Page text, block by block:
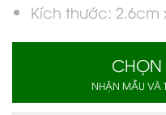
Kích thước: 2.6cm
CHỌN
NHẬN MẪU VÀ